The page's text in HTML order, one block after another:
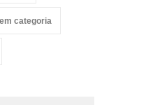
categoria